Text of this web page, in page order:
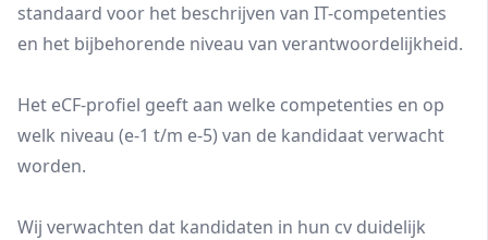
standaard voor het beschrijven van IT-competenties
en het bijbehorende niveau van verantwoordelijkheid.
Het eCF-profiel geeft aan welke competenties en op
welk niveau (e-1 t/m e-5) van de kandidaat verwacht
worden.
Wij verwachten dat kandidaten in hun cv duidelijk